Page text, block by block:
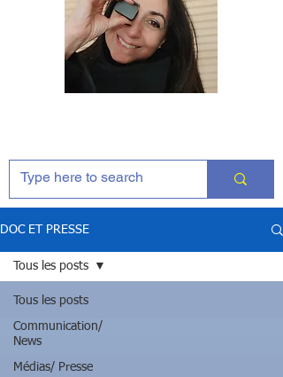
DOC ET PRESSE
Tous les posts
Communication/
News
Médias/ Presse
Tous les posts